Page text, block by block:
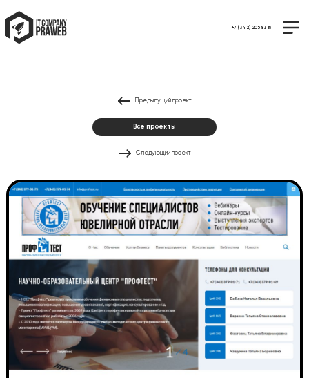
+7 (342) 205 83 18
Предыдущий проект
Все проекты
Следующий проект